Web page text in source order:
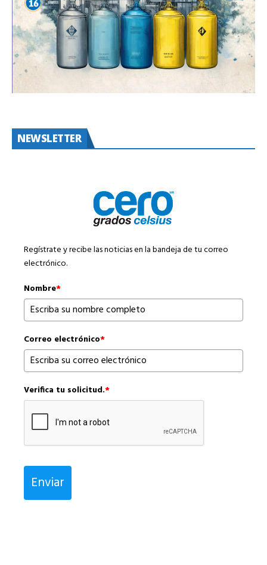
NEWSLETTER
Regístrate y recibe las noticias en la bandeja de tu correo
electrónico.
Nombre*
Correo electrónico*
Verifica tu solicitud.*
Enviar